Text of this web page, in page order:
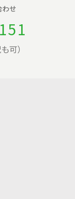
わせ
可）